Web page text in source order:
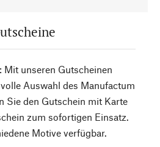
Mit unseren Gutscheinen
Auswahl des Manufactum
Sie den Gutschein mit Karte
zum sofortigen Einsatz.
Motive verfügbar.